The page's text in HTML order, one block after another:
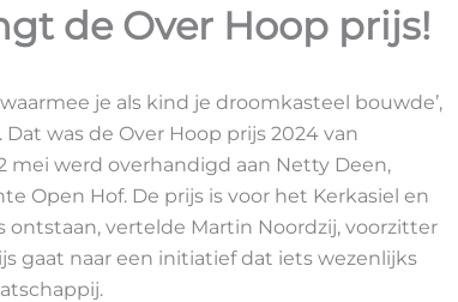
de Over Hoop prijs!
je als kind je droomkasteel bouwde’,
was de Over Hoop prijs 2024 van
mei werd overhandigd aan Netty Deen,
Open Hof. De prijs is voor het Kerkasiel en
vertelde Martin Noordzij, voorzitter
gaat naar een initiatief dat iets wezenlijks